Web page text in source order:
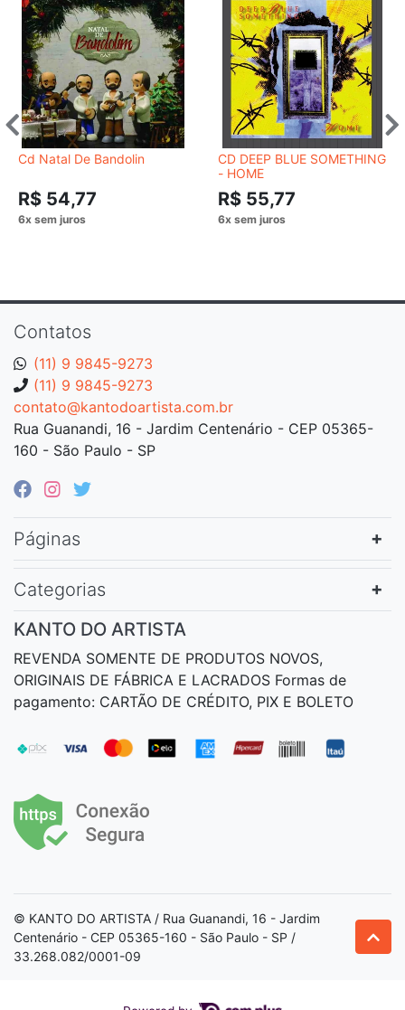
Cd Natal De Bandolin
R$ 54,77
CD DEEP BLUE SOMETHING
- HOME
R$ 55,77
Contatos
(11) 9 9845-9273
(11) 9 9845-9273
contato@kantodoartista.com.br
Rua Guanandi, 16 - Jardim Centenário - CEP 05365-
160 - São Paulo - SP
Páginas
Categorias
KANTO DO ARTISTA
REVENDA SOMENTE DE PRODUTOS NOVOS,
ORIGINAIS DE FÁBRICA E LACRADOS Formas de
pagamento: CARTÃO DE CRÉDITO, PIX E BOLETO
© KANTO DO ARTISTA / Rua Guanandi, 16 - Jardim
Centenário - CEP 05365-160 - São Paulo - SP /
33.268.082/0001-09